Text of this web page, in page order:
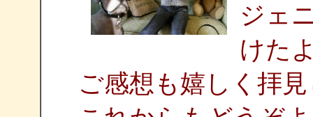
ジェ
けた
ご感想も嬉しく拝